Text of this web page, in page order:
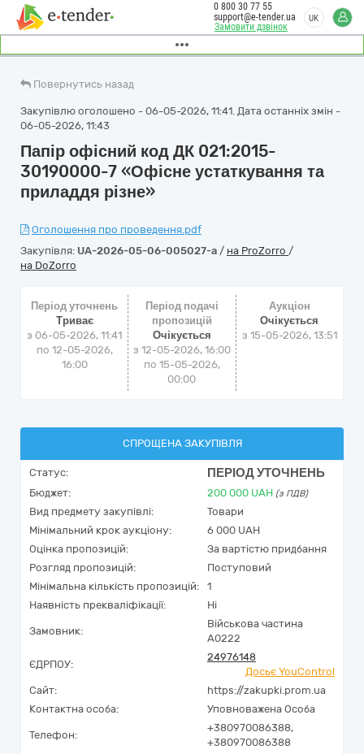
Замовити дзвінок
0 800 30 77 55
support@e-tender.ua
UK
Повернутись назад
Закупівлю оголошено - 06-05-2026, 11:41. Дата останніх змін -
06-05-2026, 11:43
Папір офісний код ДК 021:2015-
30190000-7 «Офісне устаткування та
приладдя різне»
Оголошення про проведення.pdf
Закупівля: UA-2026-05-06-005027-a / на ProZorro /
на DoZorro
Період уточнень
Триває
з 06-05-2026, 11:41
по 12-05-2026,
16:00
Період подачі
пропозицій
Очікується
з 12-05-2026, 16:00
по 15-05-2026,
00:00
Аукціон
Очікується
з 15-05-2026, 13:51
СПРОЩЕНА ЗАКУПІВЛЯ
Статус: ПЕРІОД УТОЧНЕНЬ
Бюджет: 200 000 UAH (з ПДВ)
Вид предмету закупівлі:
Товари
Мінімальний крок аукціону:
6 000 UAH
Оцінка пропозицій:
За вартістю придбання
Розгляд пропозицій:
Поступовий
Мінімальна кількість пропозицій:
1
Наявність прекваліфікації:
Ні
Замовник:
Військова частина
А0222
ЄДРПОУ:
24976148
Досьє YouControl
Сайт:
https://zakupki.prom.ua
Контактна особа:
Уповноважена Особа
Телефон:
+380970086388,
+380970086388